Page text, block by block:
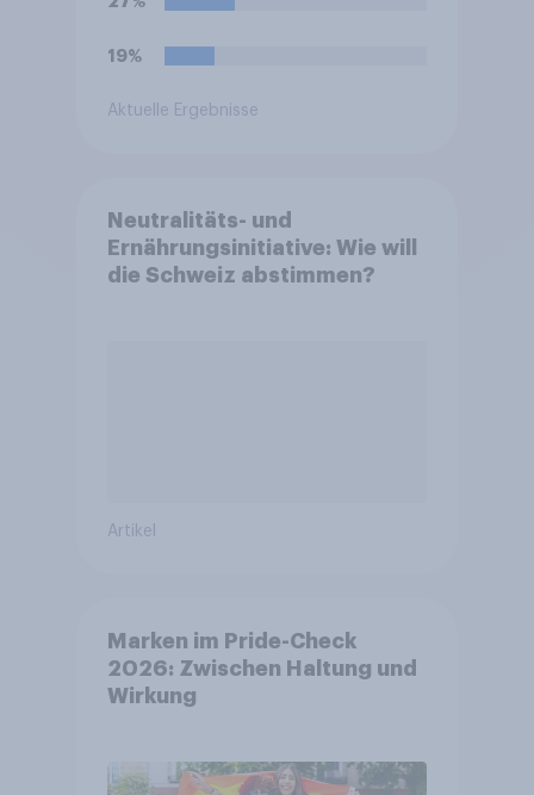
19%
Aktuelle Ergebnisse
Neutralitäts- und
Ernährungsinitiative: Wie will
die Schweiz abstimmen?
Artikel
Marken im Pride-Check
2026: Zwischen Haltung und
Wirkung